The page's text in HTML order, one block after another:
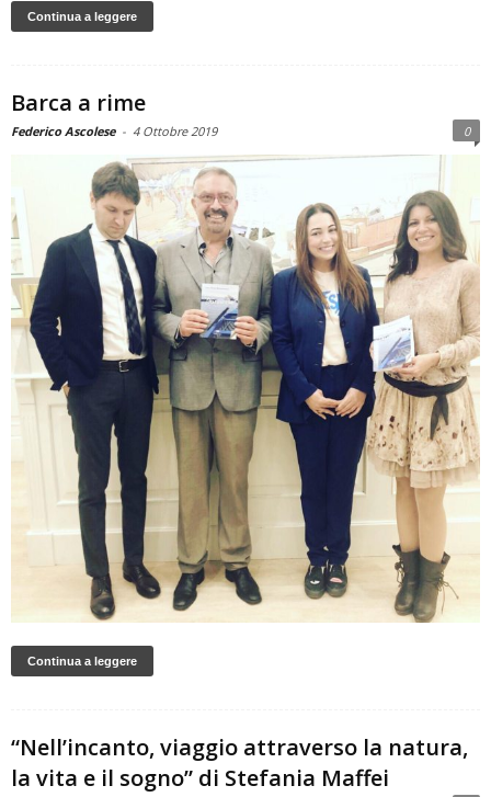
Continua a leggere
Barca a rime
Federico Ascolese - 4 Ottobre 2019 0
Continua a leggere
“Nell’incanto, viaggio attraverso la natura,
la vita e il sogno” di Stefania Maffei